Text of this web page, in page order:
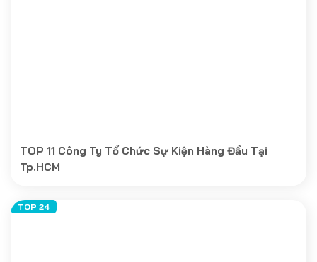
TOP 11 Công Ty Tổ Chức Sự Kiện Hàng Đầu Tại
Tp.HCM